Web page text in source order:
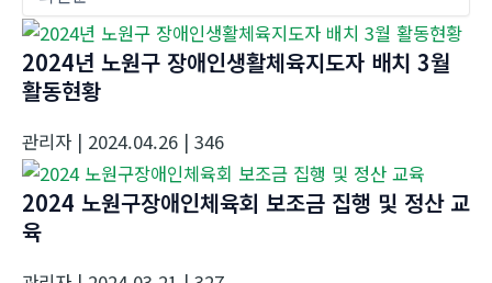
2024년 노원구 장애인생활체육지도자 배치 3월
활동현황
관리자 | 2024.04.26 | 346
2024 노원구장애인체육회 보조금 집행 및 정산 교
육